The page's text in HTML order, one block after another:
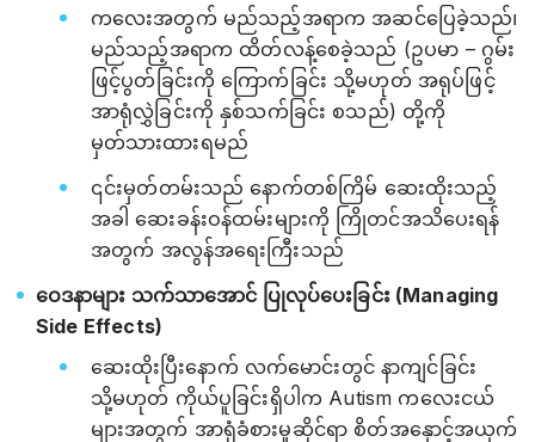
ကလေးအတွက် မည်သည့်အရာက အဆင်ပြေခဲ့သည်၊
မည်သည့်အရာက ထိတ်လန့်စေခဲ့သည် (ဥပမာ – ဂွမ်း
ဖြင့်ပွတ်ခြင်းကို ကြောက်ခြင်း သို့မဟုတ် အရုပ်ဖြင့်
အာရုံလွှဲခြင်းကို နှစ်သက်ခြင်း စသည်) တို့ကို
မှတ်သားထားရမည်
၎င်းမှတ်တမ်းသည် နောက်တစ်ကြိမ် ဆေးထိုးသည့်
အခါ ဆေးခန်းဝန်ထမ်းများကို ကြိုတင်အသိပေးရန်
အတွက် အလွန်အရေးကြီးသည်
ဝေဒနာများ သက်သာအောင် ပြုလုပ်ပေးခြင်း (Managing
Side Effects)
ဆေးထိုးပြီးနောက် လက်မောင်းတွင် နာကျင်ခြင်း
သို့မဟုတ် ကိုယ်ပူခြင်းရှိပါက Autism ကလေးငယ်
များအတွက် အာရုံခံစားမှုဆိုင်ရာ စိတ်အနှောင့်အယှက်